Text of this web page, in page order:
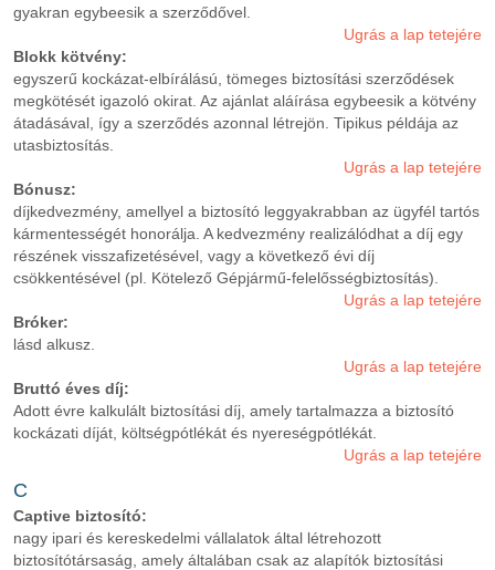
gyakran egybeesik a szerződővel.
Ugrás a lap tetejére
Blokk kötvény:
egyszerű kockázat-elbírálású, tömeges biztosítási szerződések
megkötését igazoló okirat. Az ajánlat aláírása egybeesik a kötvény
átadásával, így a szerződés azonnal létrejön. Tipikus példája az
utasbiztosítás.
Ugrás a lap tetejére
Bónusz:
díjkedvezmény, amellyel a biztosító leggyakrabban az ügyfél tartós
kármentességét honorálja. A kedvezmény realizálódhat a díj egy
részének visszafizetésével, vagy a következő évi díj
csökkentésével (pl. Kötelező Gépjármű-felelősségbiztosítás).
Ugrás a lap tetejére
Bróker:
lásd alkusz.
Ugrás a lap tetejére
Bruttó éves díj:
Adott évre kalkulált biztosítási díj, amely tartalmazza a biztosító
kockázati díját, költségpótlékát és nyereségpótlékát.
Ugrás a lap tetejére
C
Captive biztosító:
nagy ipari és kereskedelmi vállalatok által létrehozott
biztosítótársaság, amely általában csak az alapítók biztosítási